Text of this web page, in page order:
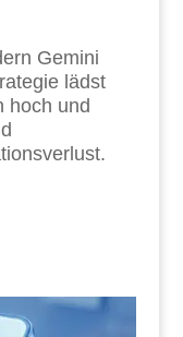
Gemini
lädst
hoch und